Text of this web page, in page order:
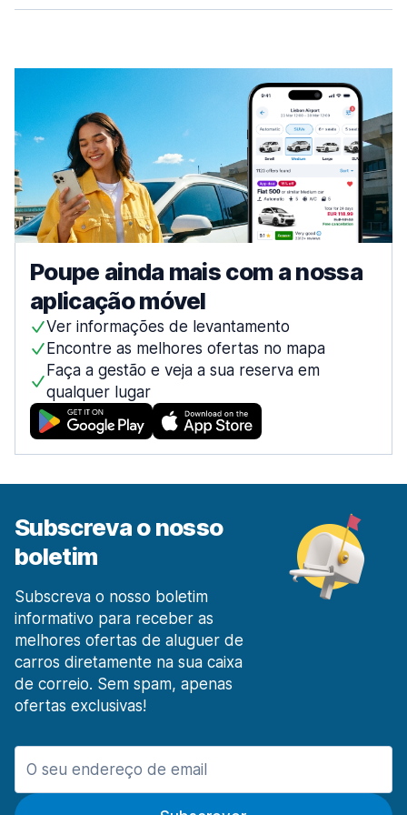
153 ofertas especiais em 1 localização
Aeroporto de Faro
desde 13,41 € por dia
Funchal
203 ofertas especiais em 5 localizações
Guimarães
87 ofertas especiais em 1 localização
209 ofertas especiais em 1 localização
Lisboa
1682 ofertas especiais em 19 localizações
Aeroporto de Lisboa
desde 7,08 € por dia
Centro da cidade
desde 8,17 € por dia
Madeira
413 ofertas especiais em 2 localizações
Aeroporto de Funchal Madeira
desde 17,13 € por dia
O Porto
970 ofertas especiais em 9 localizações
Aeroporto do Porto
desde 8,54 € por dia
Pombal
20 ofertas especiais em 1 localização
Portimão
Poupe ainda mais com a nossa
aplicação móvel
Ver informações de levantamento
Encontre as melhores ofertas no mapa
Faça a gestão e veja a sua reserva em
qualquer lugar
Subscreva o nosso
boletim
Subscreva o nosso boletim
informativo para receber as
melhores ofertas de aluguer de
carros diretamente na sua caixa
de correio. Sem spam, apenas
ofertas exclusivas!